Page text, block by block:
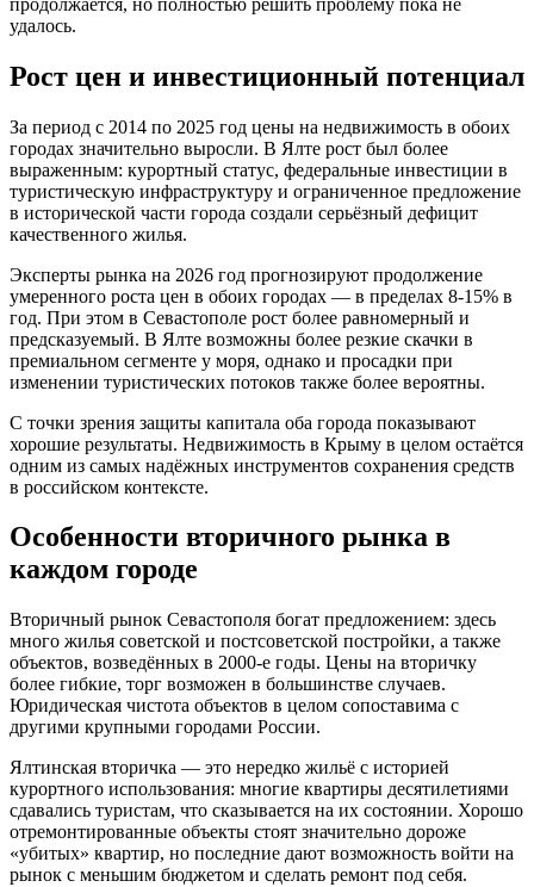
удалось.
Рост цен и инвестиционный потенциал
За период с 2014 по 2025 год цены на недвижимость в обоих
городах значительно выросли. В Ялте рост был более
выраженным: курортный статус, федеральные инвестиции в
туристическую инфраструктуру и ограниченное предложение
в исторической части города создали серьёзный дефицит
качественного жилья.
Эксперты рынка на 2026 год прогнозируют продолжение
умеренного роста цен в обоих городах — в пределах 8-15% в
год. При этом в Севастополе рост более равномерный и
предсказуемый. В Ялте возможны более резкие скачки в
премиальном сегменте у моря, однако и просадки при
изменении туристических потоков также более вероятны.
С точки зрения защиты капитала оба города показывают
хорошие результаты. Недвижимость в Крыму в целом остаётся
одним из самых надёжных инструментов сохранения средств
в российском контексте.
Особенности вторичного рынка в
каждом городе
Вторичный рынок Севастополя богат предложением: здесь
много жилья советской и постсоветской постройки, а также
объектов, возведённых в 2000-е годы. Цены на вторичку
более гибкие, торг возможен в большинстве случаев.
Юридическая чистота объектов в целом сопоставима с
другими крупными городами России.
Ялтинская вторичка — это нередко жильё с историей
курортного использования: многие квартиры десятилетиями
сдавались туристам, что сказывается на их состоянии. Хорошо
отремонтированные объекты стоят значительно дороже
«убитых» квартир, но последние дают возможность войти на
рынок с меньшим бюджетом и сделать ремонт под себя.